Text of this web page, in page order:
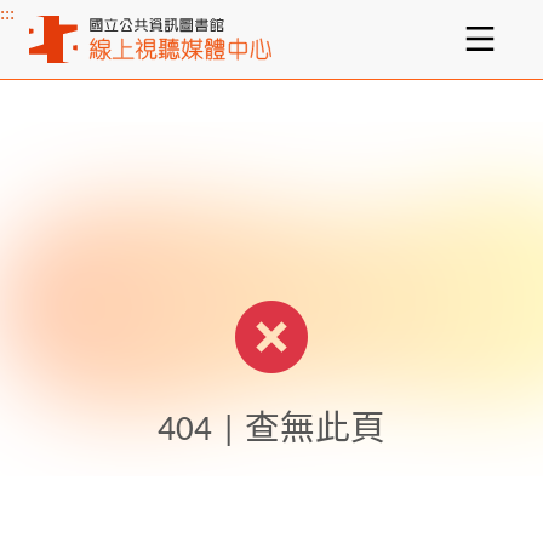
主要內容區塊
:::
404 | 查無此頁